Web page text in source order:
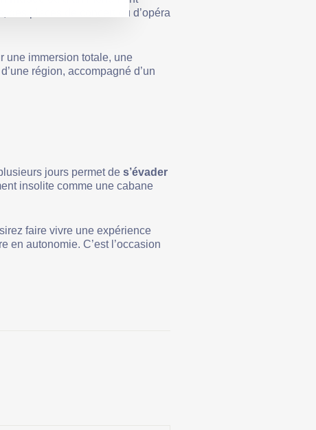
des places de concert ou d’opéra
une immersion totale, une
région, accompagné d’un
jours permet de s’évader
insolite comme une cabane
faire vivre une expérience
en autonomie. C’est l’occasion